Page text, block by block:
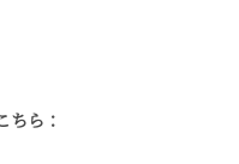
ちら：